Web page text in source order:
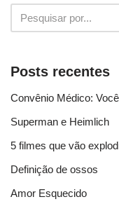
Posts recentes
Convênio Médico:
Superman e Heimlich
5 filmes que vão
Definição de ossos
Amor Esquecido